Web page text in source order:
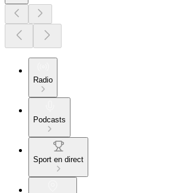
Radio
Podcasts
Sport en direct